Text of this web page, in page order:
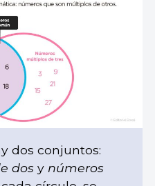
dos conjuntos:
dosy números